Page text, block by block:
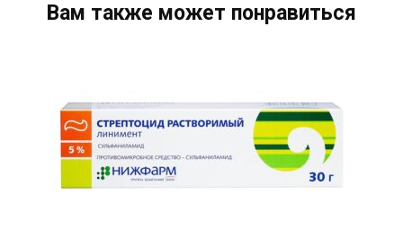
Вам также может понравиться